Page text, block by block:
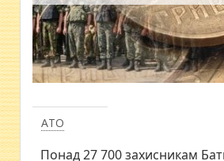
АТО
Понад 27 700 захисникам